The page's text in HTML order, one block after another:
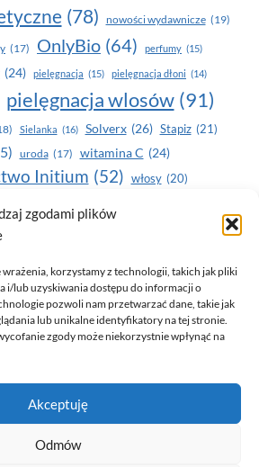
zgodami plików
wrażenia, korzystamy z technologii, takich jak pliki
i/lub uzyskiwania dostępu do informacji o
pozwoli nam przetwarzać dane, takie jak
lub unikalne identyfikatory na tej stronie.
zgody może niekorzystnie wpłynąć na
Akceptuję
Odmów
(78) nowości wydawnicze (19)
(17) OnlyBio (64) perfumy (15)
(24) pielęgnacja (15) pielęgnacja dłoni (14)
pielęgnacja wlosów (91)
Sielanka (16) Solverx (26) Stapiz (21)
uroda (17) witamina C (24)
Initium (52) włosy (20)
(164) zdrowe zęby
dla kobiet (uroda, moda, zdrowie)